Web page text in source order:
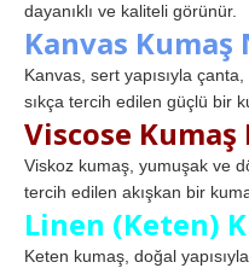
dayanıklı ve kaliteli görünür.
Kanvas Kumaş
Kanvas, sert yapısıyla
sıkça tercih edilen güçlü bir
Viscose Kumaş
Viskoz kumaş, yumuşak ve
tercih edilen akışkan bir
Linen (Keten)
Keten kumaş, doğal